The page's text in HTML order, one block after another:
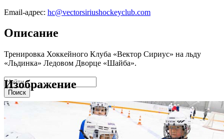
Поиск
Email-адрес: hc@vectorsiriushockeyclub.com
Описание
Тренировка Хоккейного Клуба «Вектор Сириус» на льду
«Льдинка» Ледовом Дворце «Шайба».
Изображение